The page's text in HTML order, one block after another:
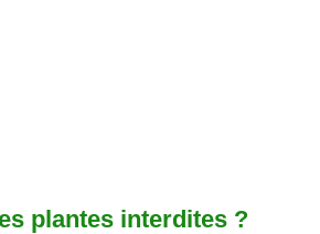
plantes interdites ?